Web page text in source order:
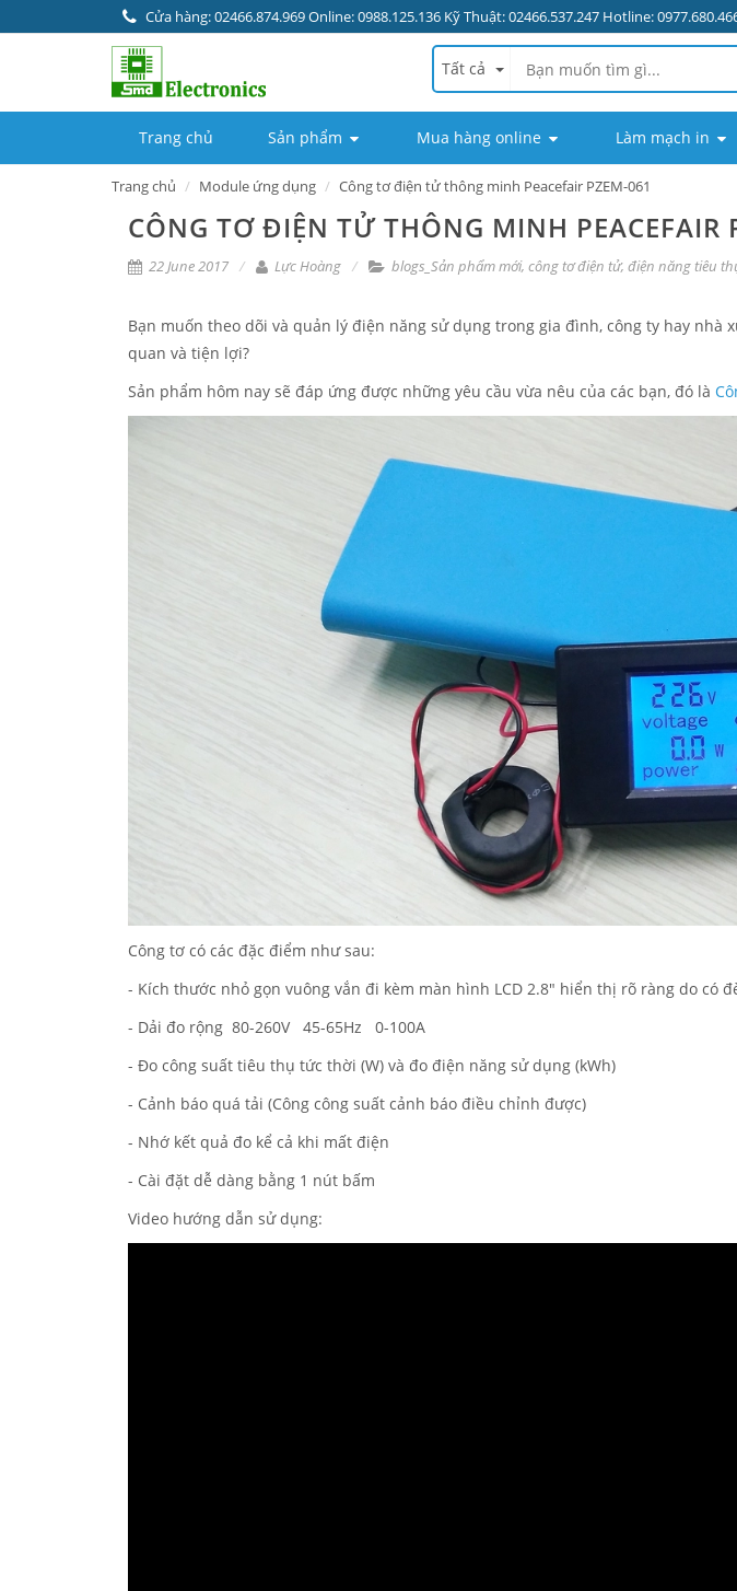
Cửa hàng: 02466.874.969 Online: 0988.125.136 Kỹ Thuật: 02466.537.247 Hotline:
Tất cả
Trang chủ Sản phẩm Mua hàng online Làm mạch in
Trang chủ Module ứng dụng Công tơ điện tử thông minh Peacefair PZEM-061
CÔNG TƠ ĐIỆN TỬ THÔNG MINH PEACEFAIR
22 June 2017 Lực Hoàng blogs_Sản phẩm mới, công tơ điện tử, điện năng tiêu
Bạn muốn theo dõi và quản lý điện năng sử dụng trong gia đình, công ty hay nhà
quan và tiện lợi?
Sản phẩm hôm nay sẽ đáp ứng được những yêu cầu vừa nêu của các bạn, đó là
Công tơ có các đặc điểm như sau:
- Kích thước nhỏ gọn vuông vắn đi kèm màn hình LCD 2.8" hiển thị rõ ràng do có
- Dải đo rộng 80-260V 45-65Hz 0-100A
- Đo công suất tiêu thụ tức thời (W) và đo điện năng sử dụng (kWh)
- Cảnh báo quá tải (Công công suất cảnh báo điều chỉnh được)
- Nhớ kết quả đo kể cả khi mất điện
- Cài đặt dễ dàng bằng 1 nút bấm
Video hướng dẫn sử dụng: